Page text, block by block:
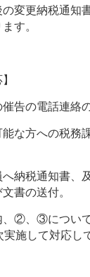
変更納税通知
す。
告の電話連絡の
な方への税務
納税通知書、
書の送付。
②、③につい
施して対応し